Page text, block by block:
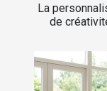
La
de